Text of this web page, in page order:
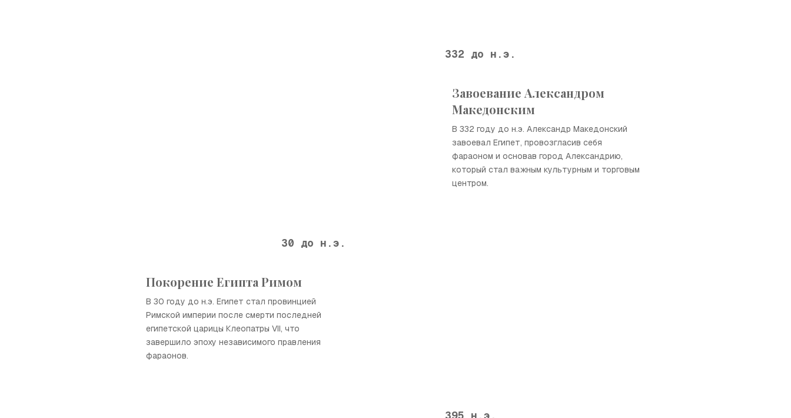
332 до н.э.
Завоевание Александром
Македонским
В 332 году до н.э. Александр Македонский
завоевал Египет, провозгласив себя
фараоном и основав город Александрию,
который стал важным культурным и торговым
центром.
30 до н.э.
Покорение Египта Римом
В 30 году до н.э. Египет стал провинцией
Римской империи после смерти последней
египетской царицы Клеопатры VII, что
завершило эпоху независимого правления
фараонов.
395 н.э.